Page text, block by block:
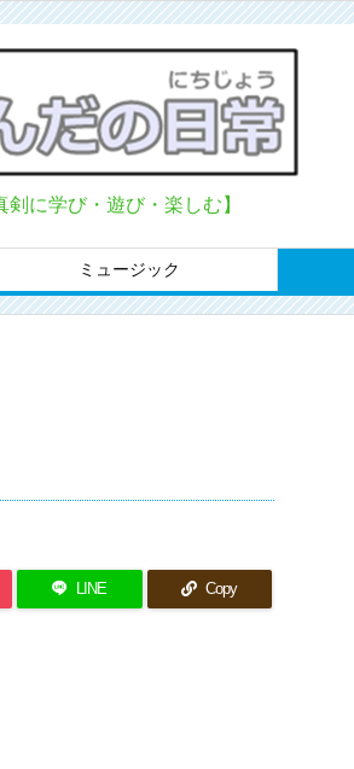
に学び・遊び・楽しむ】
ミュージック
LINE Copy